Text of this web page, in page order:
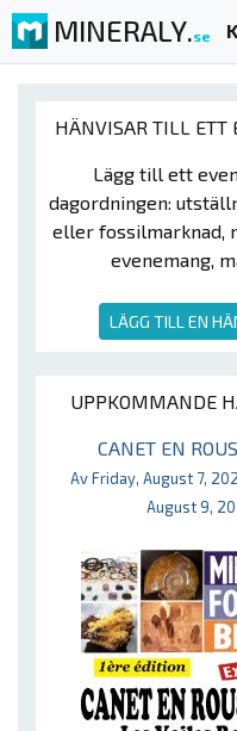
MINERALY.se
HÄNVISAR TILL ETT
Lägg till ett
dagordningen:
eller fossilmarknad,
evenemang,
LÄGG TILL EN
UPPKOMMANDE
CANET EN
Av Friday, August 7,
August 9,